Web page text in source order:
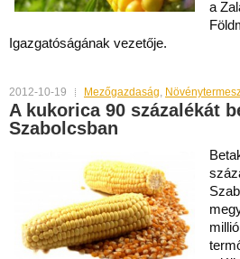
a
Igazgatóságának vezetője.
2012-10-19 Mezőgazdaság
A kukorica 90 százalékát
Szabolcsban